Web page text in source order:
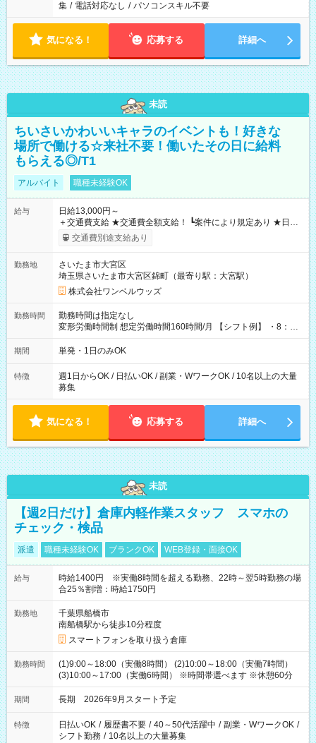
集 / 電話対応なし / パソコンスキル不要
気になる！ 応募する 詳細へ
未読
ちいさいかわいいキャラのイベントも！好きな
場所で働ける☆来社不要！働いたその日に給料
もらえる◎/T1
アルバイト 職種未経験OK
給与
日給13,000円～
＋交通費支給 ★交通費全額支給！ ┗案件により規定あり ★日払
いOK！（規定あり） ┗働いたその日に現金GET♪ お仕事後はコ
ンビニATMから 日払い分を引き落とせます！ 【試用期間】試
交通費別途支給あり
勤務地
さいたま市大宮区
埼玉県さいたま市大宮区錦町（最寄り駅：大宮駅）
株式会社ワンベルウッズ
勤務時間
勤務時間は指定なし
変形労働時間制 想定労働時間160時間/月 【シフト例】 ・8：00
～21：00
期間 単発・1日のみOK
特徴
週1日からOK / 日払いOK / 副業・WワークOK / 10名以上の大量
募集
気になる！ 応募する 詳細へ
未読
【週2日だけ】倉庫内軽作業スタッフ スマホの
チェック・検品
派遣 職種未経験OK ブランクOK WEB登録・面接OK
給与
時給1400円 ※実働8時間を超える勤務、22時～翌5時勤務の場
合25％割増：時給1750円
勤務地
千葉県船橋市
南船橋駅から徒歩10分程度
スマートフォンを取り扱う倉庫
勤務時間
(1)9:00～18:00（実働8時間） (2)10:00～18:00（実働7時間）
(3)10:00～17:00（実働6時間） ※時間帯選べます ※休憩60分
期間 長期 2026年9月スタート予定
特徴 日払いOK / 履歴書不要 / 40～50代活躍中 / 副業・WワークOK /
シフト勤務 / 10名以上の大量募集